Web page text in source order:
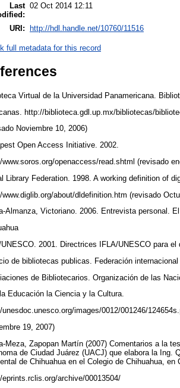
Last 02 Oct 2014 12:11
URI: http://hdl.handle.net/10760/11516
full metadata for this record
Virtual de la Universidad Panamericana.
http://biblioteca.gdl.up.mx/bibliotecas/
Noviembre 10, 2006)
Open Access Initiative. 2002.
www.soros.org/openaccess/read.shtml (revisado
Library Federation. 1998. A working definition of
about/dldefinition.htm (revisado
Almanza, Victoriano. 2006. Entrevista personal.
UNESCO. 2001. Directrices IFLA/UNESCO para
de bibliotecas publicas. Federación
de Bibliotecarios. Organización de las
Educación la Ciencia y la Cultura.
unesdoc.unesco.org/images/0012/001246/
19, 2007)
Meza, Zapopan Martín (2007) Comentarios a la
de Ciudad Juárez (UACJ) que elabora la Ing.
de Chihuahua en el Colegio de Chihuahua,
archive/00013504/